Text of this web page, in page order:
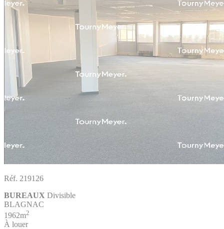
Réf. 219126
BUREAUX Divisible
BLAGNAC
1962m2
À louer